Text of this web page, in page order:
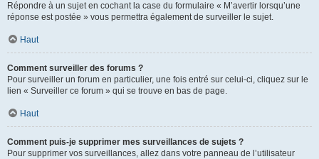
Répondre à un sujet en cochant la case du formulaire « M’avertir lorsqu’une
réponse est postée » vous permettra également de surveiller le sujet.
Haut
Comment surveiller des forums ?
Pour surveiller un forum en particulier, une fois entré sur celui-ci, cliquez sur le
lien « Surveiller ce forum » qui se trouve en bas de page.
Haut
Comment puis-je supprimer mes surveillances de sujets ?
Pour supprimer vos surveillances, allez dans votre panneau de l’utilisateur